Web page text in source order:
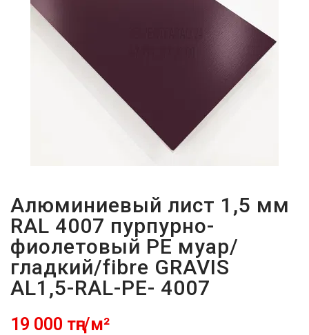
Алюминиевый лист 1,5 мм
RAL 4007 пурпурно-
фиолетовый PE муар/
гладкий/fibre GRAVIS
AL1,5-RAL-PE- 4007
19 000 тңг/м²